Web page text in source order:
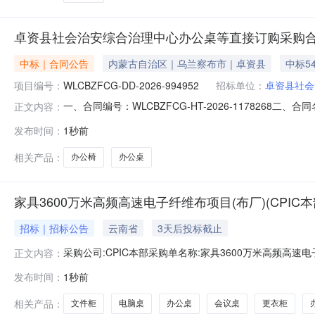
卓资县社会治安综合治理中心办公桌等直接订购采购
中标｜合同公告 内蒙古自治区｜乌兰察布市｜卓资县
中标
项目编号： WLCBZFCG-DD-2026-994952 招标单位： 卓资县社
正文内容： 一、合同编号：WLCBZFCG-HT-2026-1178268二、合
15647179163供应商（乙方）：内蒙古梓巡商贸有限公
发布时间： 1秒前
相关产品：
办公椅 办公桌
家具3600万米高频高速电子纤维布项目(布厂)(CPIC
招标｜招标公告 云南省
3天后投标截止
正文内容： 采购公司:CPIC本部采购单名称:家具3600万米高频高速
风T字型2人位\白色单人位：办公室屏风员工位L型卡桌
发布时间： 1秒前
相关产品：
文件柜 电脑桌 办公桌 会议桌 更衣柜